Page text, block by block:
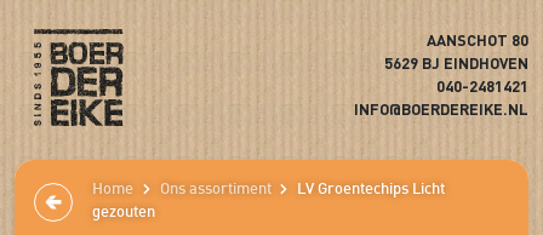
AANSCHOT 80
5629 BJ EINDHOVEN
040-2481421
INFO@BOERDEREIKE.NL
Home Ons assortiment
LV Groentechips Licht
gezouten